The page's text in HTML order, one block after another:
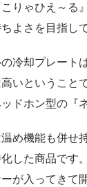
りゃひえ～る
よさを目指し
冷却プレート
いということ
ドホン型の『
温め機能も併
した商品です
が入ってきて